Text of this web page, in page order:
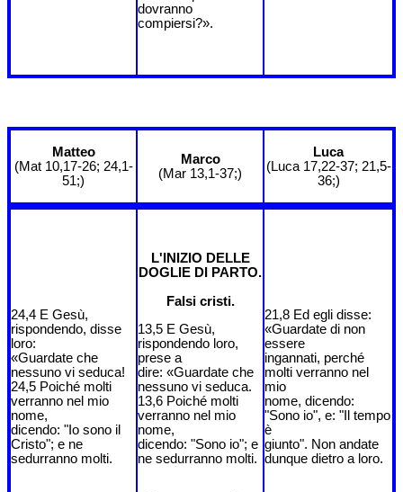
dovranno
compiersi?».
Matteo
(Mat 10,17-26; 24,1-
51;)
Marco
(Mar 13,1-37;)
Luca
(Luca 17,22-37; 21,5-
36;)
24,4 E Gesù,
rispondendo, disse
loro:
«Guardate che
nessuno vi seduca!
24,5 Poiché molti
verranno nel mio
nome,
dicendo: "Io sono il
Cristo"; e ne
sedurranno molti.
L'INIZIO DELLE
DOGLIE DI PARTO.
Falsi cristi.
13,5 E Gesù,
rispondendo loro,
prese a
dire: «Guardate che
nessuno vi seduca.
13,6 Poiché molti
verranno nel mio
nome,
dicendo: "Sono io"; e
ne sedurranno molti.
21,8 Ed egli disse:
«Guardate di non
essere
ingannati, perché
molti verranno nel
mio
nome, dicendo:
"Sono io", e: "Il tempo
è
giunto". Non andate
dunque dietro a loro.